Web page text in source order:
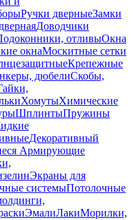
Ручки дверныеЗамки
Доводчики
отливыОкна
окнаМоскитные сетки
Крепежные
дюбелиСкобы,
ХомутыХимические
ШплинтыПружины
Декоративный
Армирующие
Экраны для
системыПотолочные
ЭмалиЛакиМорилки,